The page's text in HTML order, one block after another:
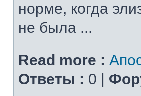
норме, когда
не была ...
Read more :
Ответы : 0 |